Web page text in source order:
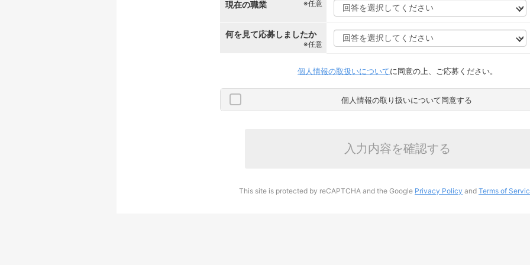
現在の職業 ※任意
何を見て応募しましたか
※任意
個人情報の取扱いについてに同意の上、ご応募ください。
個人情報の取り扱いについて同意する
入力内容を確認する
This site is protected by reCAPTCHA and the Google Privacy Policy and Terms of